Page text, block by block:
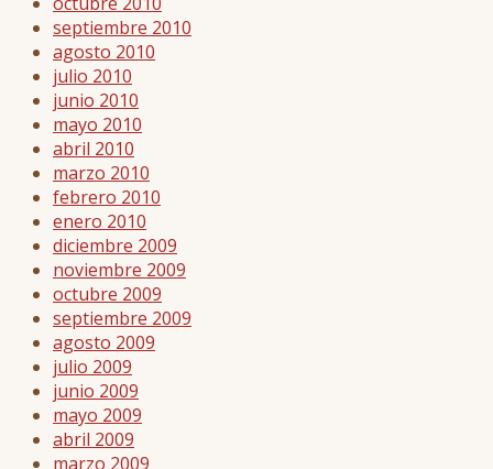
septiembre 2010
agosto 2010
julio 2010
junio 2010
mayo 2010
abril 2010
marzo 2010
febrero 2010
enero 2010
diciembre 2009
noviembre 2009
octubre 2009
septiembre 2009
agosto 2009
julio 2009
junio 2009
mayo 2009
abril 2009
marzo 2009